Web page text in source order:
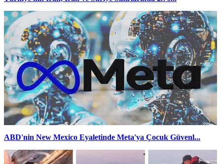
ABD'nin New Mexico Eyaletinde Meta'ya Çocuk Güvenl...